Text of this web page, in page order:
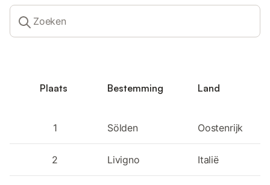
Plaats Bestemming Land
1 Sölden Oostenrijk
2 Livigno Italië